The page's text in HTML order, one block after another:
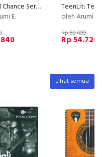
Second Chance Series: Replace
E.
oleh Arumi E.
Rp 68.400
Rp 54.720
Lihat semua